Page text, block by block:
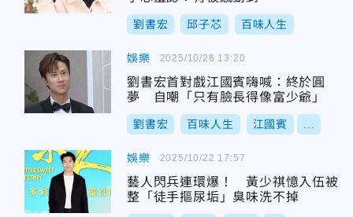
劉書宏 邱子芯 百味人生
娛樂
劉書宏首對戲江國賓嗨喊：終於圓
夢 自嘲「只有臉長得像富少爺」
劉書宏 百味人生 江國賓
2025/10/26 13:20
娛樂
藝人閃兵連環爆！ 黃少祺憶入伍被
整「徒手摳尿垢」臭味洗不掉
2025/10/22 17:57